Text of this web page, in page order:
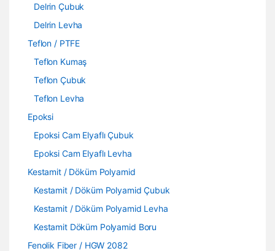
Delrin Çubuk
Delrin Levha
Teflon / PTFE
Teflon Kumaş
Teflon Çubuk
Teflon Levha
Epoksi
Epoksi Cam Elyaflı Çubuk
Epoksi Cam Elyaflı Levha
Kestamit / Döküm Polyamid
Kestamit / Döküm Polyamid Çubuk
Kestamit / Döküm Polyamid Levha
Kestamit Döküm Polyamid Boru
Fenolik Fiber / HGW 2082